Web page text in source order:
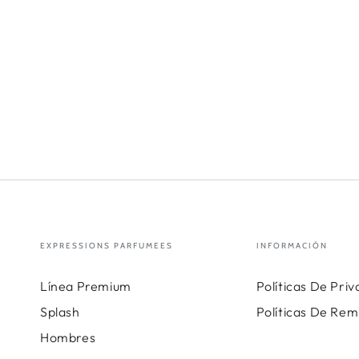
EXPRESSIONS PARFUMEES
Línea Premium
Splash
Hombres
INFORMACIÓN
Políticas De
Políticas De